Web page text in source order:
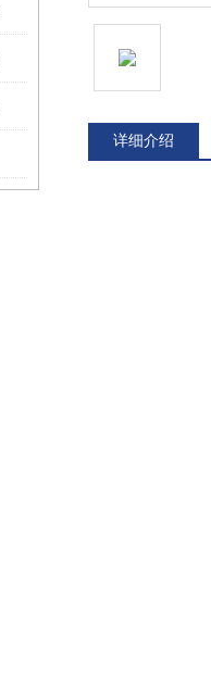
详细介绍